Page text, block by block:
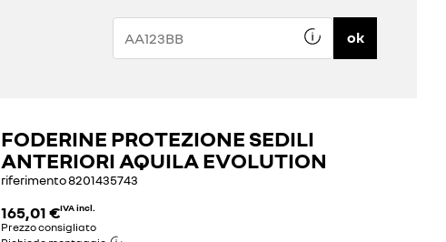
ok
FODERINE PROTEZIONE SEDILI
ANTERIORI AQUILA EVOLUTION
riferimento8201435743
165,01 €IVA incl.
Prezzo consigliato